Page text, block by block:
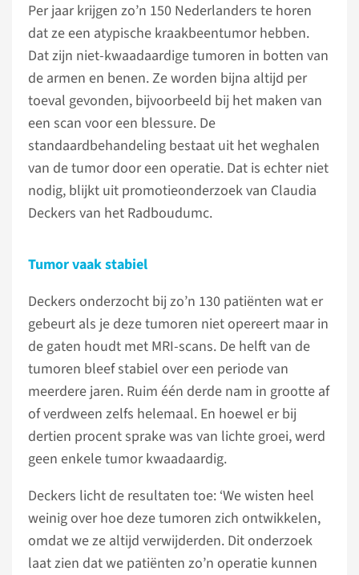
Per jaar krijgen zo’n 150 Nederlanders te horen
dat ze een atypische kraakbeentumor hebben.
Dat zijn niet-kwaadaardige tumoren in botten van
de armen en benen. Ze worden bijna altijd per
toeval gevonden, bijvoorbeeld bij het maken van
een scan voor een blessure. De
standaardbehandeling bestaat uit het weghalen
van de tumor door een operatie. Dat is echter niet
nodig, blijkt uit promotieonderzoek van Claudia
Deckers van het Radboudumc.
Tumor vaak stabiel
Deckers onderzocht bij zo’n 130 patiënten wat er
gebeurt als je deze tumoren niet opereert maar in
de gaten houdt met MRI-scans. De helft van de
tumoren bleef stabiel over een periode van
meerdere jaren. Ruim één derde nam in grootte af
of verdween zelfs helemaal. En hoewel er bij
dertien procent sprake was van lichte groei, werd
geen enkele tumor kwaadaardig.
Deckers licht de resultaten toe: ‘We wisten heel
weinig over hoe deze tumoren zich ontwikkelen,
omdat we ze altijd verwijderden. Dit onderzoek
laat zien dat we patiënten zo’n operatie kunnen